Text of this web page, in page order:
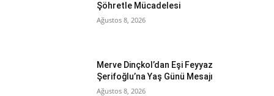
Şöhretle Mücadelesi
Ağustos 8, 2026
Merve Dinçkol’dan Eşi Feyyaz
Şerifoğlu’na Yaş Günü Mesajı
Ağustos 8, 2026